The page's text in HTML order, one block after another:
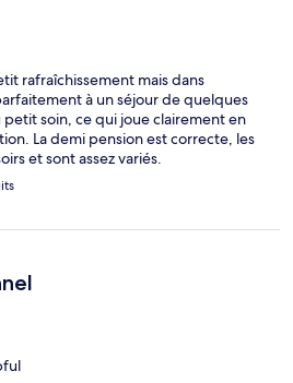
rafraîchissement mais dans
à un séjour de quelques
petit soin, ce qui joue clairement en
La demi pension est correcte, les
et sont assez variés.